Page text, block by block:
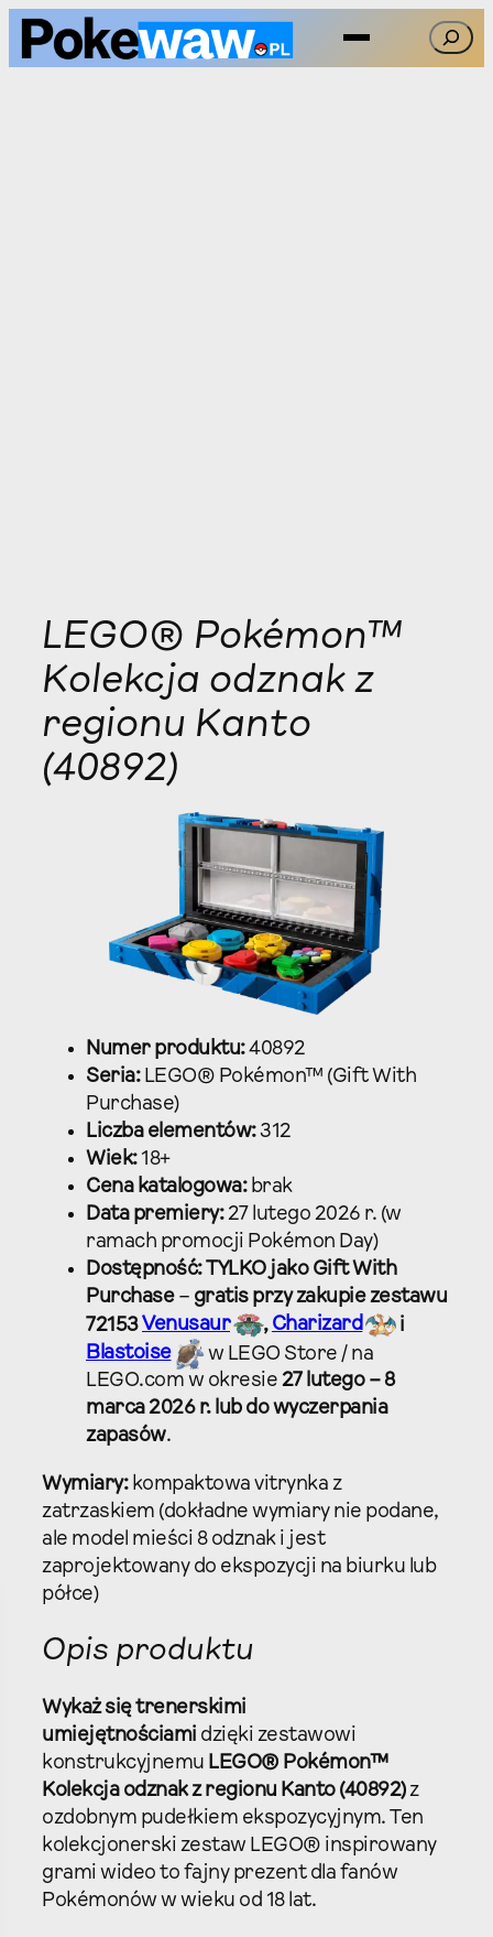
Przejdź
Szukaj
LEGO® Pokémon™
Kolekcja odznak z
regionu Kanto
(40892)
Numer produktu:40892
Seria:LEGO® Pokémon™ (Gift With
Purchase)
Liczba elementów:312​
Wiek:18+​
Cena katalogowa:brak
Data premiery:27 lutego 2026 r. (w
ramach promocji Pokémon Day)​
Dostępność:TYLKO jako Gift With
Purchase– gratis przy zakupie zestawu
72153 Venusaur , Charizard
i
Blastoise
w LEGO Store / na
LEGO.com w okresie 27 lutego – 8
marca 2026 r. lub do wyczerpania
zapasów.​
Wymiary:kompaktowa vitrynka z
zatrzaskiem (dokładne wymiary nie podane,
ale model mieści 8 odznak i jest
zaprojektowany do ekspozycji na biurku lub
półce)​
Opis produktu
Wykaż się trenerskimi
umiejętnościami dzięki zestawowi
konstrukcyjnemu LEGO® Pokémon™
Kolekcja odznak z regionu Kanto (40892)z
ozdobnym pudełkiem ekspozycyjnym. Ten
kolekcjonerski zestaw LEGO® inspirowany
grami wideo to fajny prezent dla fanów
Pokémonów w wieku od 18 lat.​